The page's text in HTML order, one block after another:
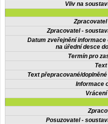
Vliv na
Zpracovatel -
Datum zveřejnění informace
na úřední desce
Termín pro
Text přepracované/
Informace
Posuzovatel -